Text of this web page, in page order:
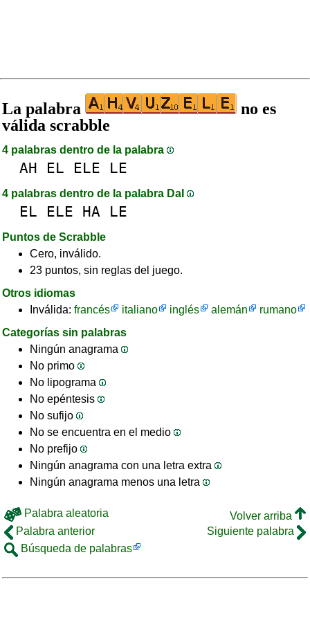
La palabra
no es
válida scrabble
4 palabras dentro de la palabra
AH EL ELE LE
4 palabras dentro de la palabra DaI
EL ELE HA LE
Puntos de Scrabble
Cero, inválido.
23 puntos, sin reglas del juego.
Otros idiomas
Inválida: francés italiano inglés alemán
rumano
Categorías sin palabras
Ningún anagrama
No primo
No lipograma
No epéntesis
No sufijo
No se encuentra en el medio
No prefijo
Ningún anagrama con una letra extra
Ningún anagrama menos una letra
Palabra aleatoria
Volver arriba
Palabra anterior
Siguiente palabra
Búsqueda de palabras